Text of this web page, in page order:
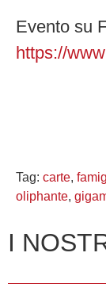
Evento su
https://
Tag: carte,
oliphante,
I